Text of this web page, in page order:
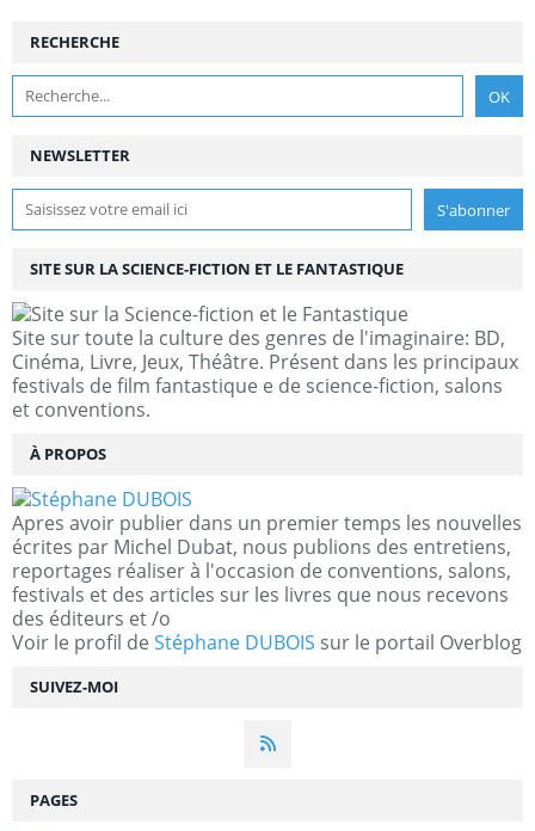
NEWSLETTER
SUIVEZ-MOI
RECHERCHE
SITE SUR LA SCIENCE-FICTION ET LE FANTASTIQUE
Site sur toute la culture des genres de l'imaginaire: BD,
Cinéma, Livre, Jeux, Théâtre. Présent dans les principaux
festivals de film fantastique e de science-fiction, salons
et conventions.
À PROPOS
Apres avoir publier dans un premier temps les nouvelles
écrites par Michel Dubat, nous publions des entretiens,
reportages réaliser à l'occasion de conventions, salons,
festivals et des articles sur les livres que nous recevons
des éditeurs et /o
Voir le profil de Stéphane DUBOIS sur le portail Overblog
PAGES